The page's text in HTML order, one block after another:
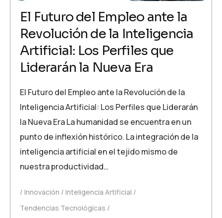
El Futuro del Empleo ante la
Revolución de la Inteligencia
Artificial: Los Perfiles que
Liderarán la Nueva Era
El Futuro del Empleo ante la Revolución de la
Inteligencia Artificial: Los Perfiles que Liderarán
la Nueva Era La humanidad se encuentra en un
punto de inflexión histórico. La integración de la
inteligencia artificial en el tejido mismo de
nuestra productividad…
Innovación
Inteligencia Artificial
Tendencias Tecnológicas